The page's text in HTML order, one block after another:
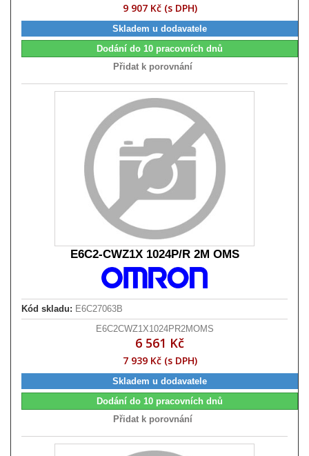
9 907 Kč (s DPH)
Skladem u dodavatele
Dodání do 10 pracovních dnů
Přidat k porovnání
E6C2-CWZ1X 1024P/R 2M OMS
Kód skladu: E6C27063B
E6C2CWZ1X1024PR2MOMS
6 561 Kč
7 939 Kč (s DPH)
Skladem u dodavatele
Dodání do 10 pracovních dnů
Přidat k porovnání